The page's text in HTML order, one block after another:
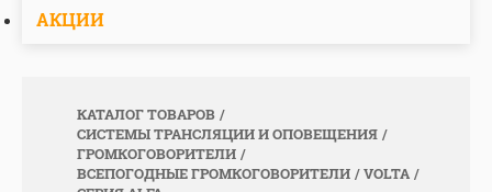
АКЦИИ
КАТАЛОГ ТОВАРОВ
СИСТЕМЫ ТРАНСЛЯЦИИ И ОПОВЕЩЕНИЯ
ГРОМКОГОВОРИТЕЛИ
ВСЕПОГОДНЫЕ ГРОМКОГОВОРИТЕЛИ
VOLTA